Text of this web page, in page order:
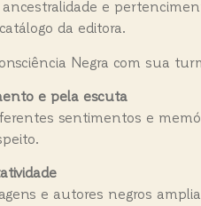
e
da editora.
Negra com sua
e pela escuta
sentimentos e
e autores negros